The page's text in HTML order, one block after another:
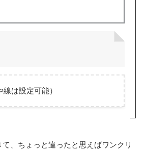
は設定可能）
、ちょっと違ったと思えばワンクリ